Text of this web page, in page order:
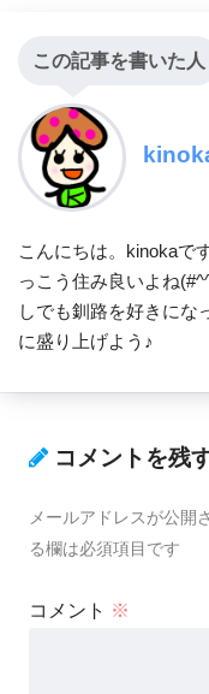
この記事を書いた人
こんにちは。kinokaで
っこう住み良いよね
しでも釧路を好きにな
に盛り上げよう♪
コメントを残
メールアドレスが公開
る欄は必須項目です
コメント ※